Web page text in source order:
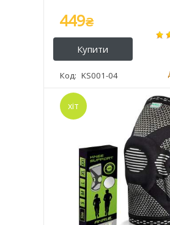
KS001-04
449₴